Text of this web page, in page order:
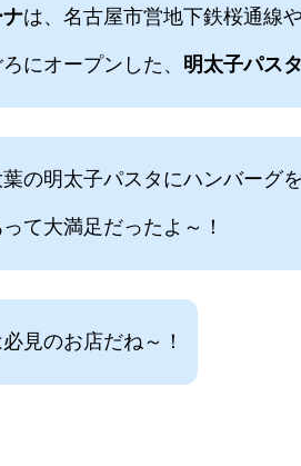
は、名古屋市営地下鉄桜通線
にオープンした、 明太子パスタ
の明太子パスタにハンバーグ
て大満足だったよ～！
見のお店だね～！